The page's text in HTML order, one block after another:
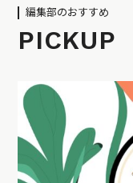
編集部のおすすめ
PICKUP